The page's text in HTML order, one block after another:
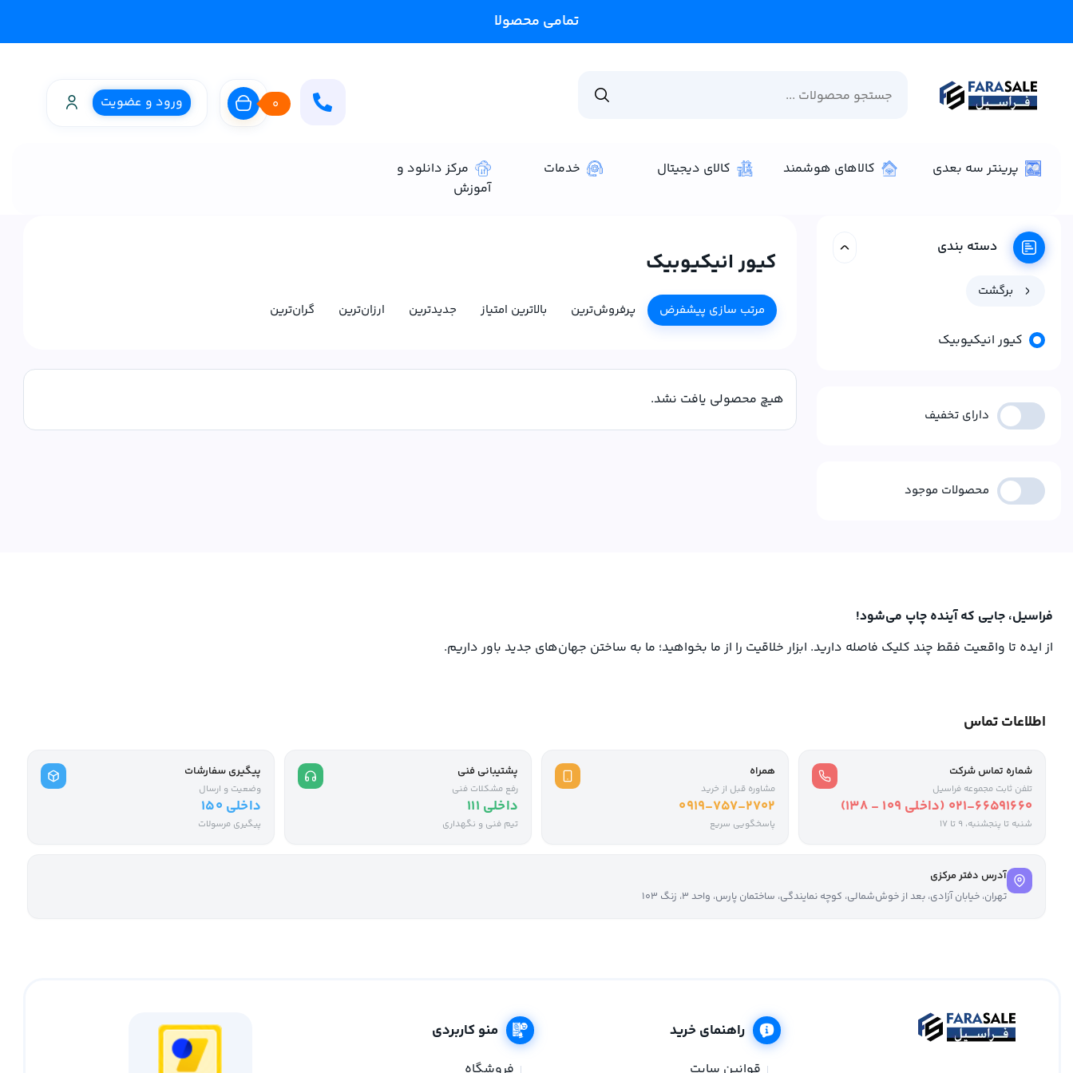
تمامی محصولات سایت
ورود و عضویت 0
پرینتر سه بعدی کالاهای هوشمند کالای دیجیتال خدمات
مرکز دانلود و
آموزش
دسته بندی
برگشت
کیور انیکیوبیک
دارای تخفیف
محصولات موجود
کیور انیکیوبیک
مرتب سازی پیشفرض پرفروش‌ترین بالاترین امتیاز جدیدترین ارزان‌ترین گران‌ترین
هیچ محصولی یافت نشد.
فراسیل، جایی که آینده چاپ می‌شود!
از ایده تا واقعیت فقط چند کلیک فاصله دارید. ابزار خلاقیت را از ما بخواهید؛ ما به ساختن جهان‌های جدید باور داریم.
اطلاعات تماس
شماره تماس شرکت
تلفن ثابت مجموعه فراسیل
021-66591660 (داخلی ۱۰۹ - ۱۳۸)
شنبه تا پنجشنبه، 9 تا ۱۷
همراه
مشاوره قبل از خرید
0919-757-2702
پاسخگویی سریع
پشتیبانی فنی
رفع مشکلات فنی
داخلی ۱۱۱
تیم فنی و نگهداری
پیگیری سفارشات
وضعیت و ارسال
داخلی ۱۵۰
پیگیری مرسولات
آدرس دفتر مرکزی
تهران، خیابان آزادی، بعد از خوش‌شمالی، کوچه نمایندگی، ساختمان پارس، واحد ۳، زنگ ۱۰۳
راهنمای خرید منو کاربردی